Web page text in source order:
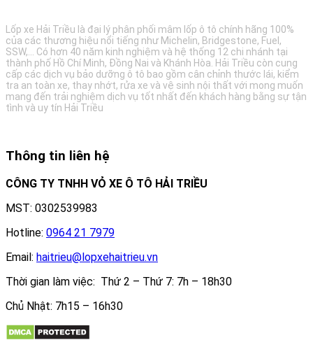
Lốp xe Hải Triều là đại lý phân phối mâm lốp ô tô chính hãng 100%
của các thương hiệu nổi tiếng như Michelin, Bridgestone, Fuel,
SSW,... Có hơn 40 năm kinh nghiệm và hệ thống 12 chi nhánh tại
thành phố Hồ Chí Minh, Đồng Nai và Khánh Hòa. Hải Triều còn cung
cấp các dịch vụ bảo dưỡng ô tô bao gồm cân chỉnh thước lái, kiểm
tra an toàn xe, thay nhớt, rửa xe và vệ sinh nội thất với mong muốn
mang đến trải nghiệm dịch vụ tốt nhất đến khách hàng bằng sự tận
tình và uy tín Hải Triều
Thông tin liên hệ
CÔNG TY TNHH VỎ XE Ô TÔ HẢI TRIỀU
MST: 0302539983
Hotline: 0964 21 7979
Email: haitrieu@lopxehaitrieu.vn
Thời gian làm việc: Thứ 2 – Thứ 7: 7h – 18h30
Chủ Nhật: 7h15 – 16h30